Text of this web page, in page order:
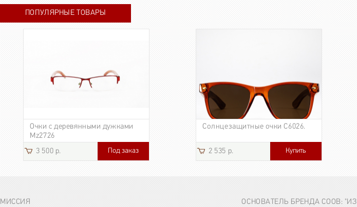
ПОПУЛЯРНЫЕ ТОВАРЫ
Очки с деревянными дужками
Mz2726
3 500 р.
Под заказ
Солнцезащитные очки C6026.
2 535 р. 3 185 р.
Купить
МИССИЯ
ОСНОВАТЕЛЬ БРЕНДА COOB: